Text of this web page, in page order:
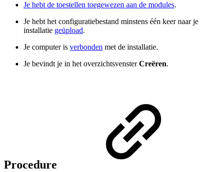
Je hebt de toestellen toegewezen aan de modules.
Je hebt het configuratiebestand minstens één keer naar je
installatie geüpload.
Je computer is verbonden met de installatie.
Je bevindt je in het overzichtsvensterCreëren.
Procedure